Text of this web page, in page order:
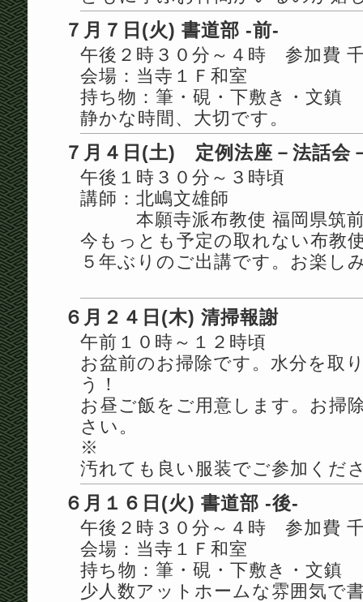
７月７日(火) 書道部 -前-
午後２時３０分～４時 参加費
会場：当寺１Ｆ和室
持ち物：筆・硯・下敷き・文鎮
静かな時間、大切です。
７月４日(土) 定例法座－法話会
午後１時３０分～３時頃
講師：北嶋文雄師
本願寺派布教使 福岡県筑前
今もっとも予定の取れない布教
５年ぶりのご出講です。お楽し
６月２４日(木) 清掃報謝
午前１０時～１２時頃
お盆前のお掃除です。水分を取
う！
お昼ご飯をご用意します。お掃
さい。
※
汚れても良い服装でご参加くだ
６月１６日(火) 書道部 -後-
午後２時３０分～４時 参加費
会場：当寺１Ｆ和室
持ち物：筆・硯・下敷き・文鎮
少人数アットホームな雰囲気で